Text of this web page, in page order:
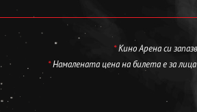
*Кино Арена си
*Намалената цена на билета е за